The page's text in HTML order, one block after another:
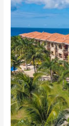
Bay
&
Beach
Resort,
hotel
en
West
Bay,
Honduras